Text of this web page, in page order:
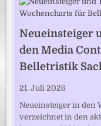
Neueinsteiger
den Media
Belletristik
21. Juli 2026
Neueinsteiger in den
verzeichnet in den